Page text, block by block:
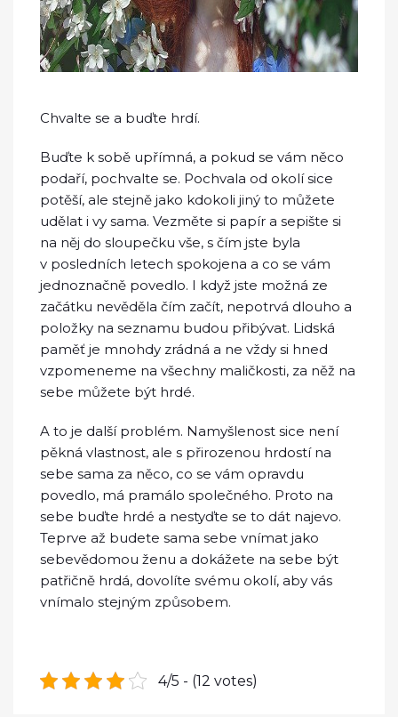
Chvalte se a buďte hrdí.
Buďte k sobě upřímná, a pokud se vám něco
podaří, pochvalte se. Pochvala od okolí sice
potěší, ale stejně jako kdokoli jiný to můžete
udělat i vy sama. Vezměte si papír a sepište si
na něj do sloupečku vše, s čím jste byla
v posledních letech spokojena a co se vám
jednoznačně povedlo. I když jste možná ze
začátku nevěděla čím začít, nepotrvá dlouho a
položky na seznamu budou přibývat. Lidská
paměť je mnohdy zrádná a ne vždy si hned
vzpomeneme na všechny maličkosti, za něž na
sebe můžete být hrdé.
A to je další problém. Namyšlenost sice není
pěkná vlastnost, ale s přirozenou hrdostí na
sebe sama za něco, co se vám opravdu
povedlo, má pramálo společného. Proto na
sebe buďte hrdé a nestyďte se to dát najevo.
Teprve až budete sama sebe vnímat jako
sebevědomou ženu a dokážete na sebe být
patřičně hrdá, dovolíte svému okolí, aby vás
vnímalo stejným způsobem.
4/5 - (12 votes)